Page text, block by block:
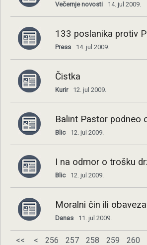
Večernje novosti 14. jul 2009.
133 poslanika protiv
Press 14. jul 2009.
Čistka
Kurir 12. jul 2009.
Balint Pastor podneo
Blic 12. jul 2009.
I na odmor o trošku
Blic 12. jul 2009.
Moralni čin ili
Danas 11. jul 2009.
<< < 256 257 258 259 260